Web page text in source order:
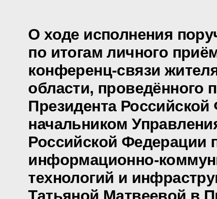
О ходе исполнения
по итогам личного
конференц-связи
области, проведённого
Президента
начальником
Российской Федерации
информационно-
технологий и
Татьяной Матвеевой в